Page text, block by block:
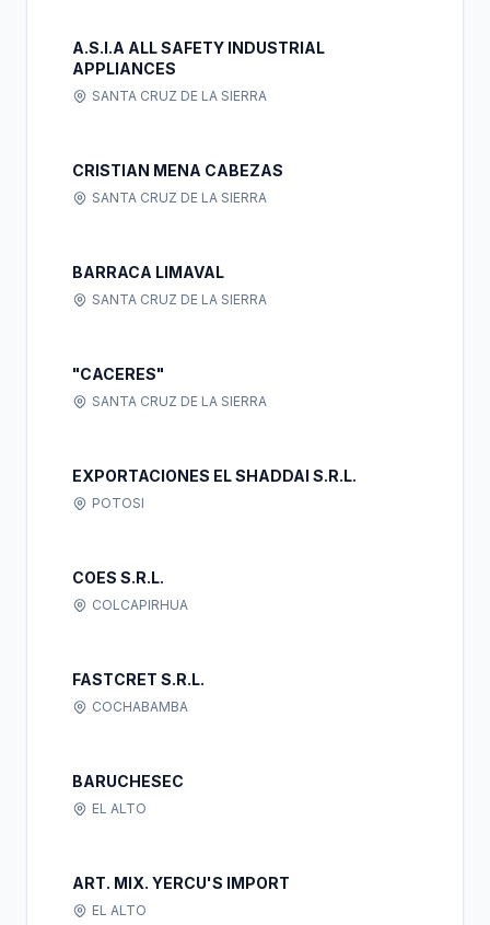
A.S.I.A ALL SAFETY INDUSTRIAL
APPLIANCES
SANTA CRUZ DE LA SIERRA
CRISTIAN MENA CABEZAS
SANTA CRUZ DE LA SIERRA
BARRACA LIMAVAL
SANTA CRUZ DE LA SIERRA
"CACERES"
SANTA CRUZ DE LA SIERRA
EXPORTACIONES EL SHADDAI S.R.L.
POTOSI
COES S.R.L.
COLCAPIRHUA
FASTCRET S.R.L.
COCHABAMBA
BARUCHESEC
EL ALTO
ART. MIX. YERCU'S IMPORT
EL ALTO